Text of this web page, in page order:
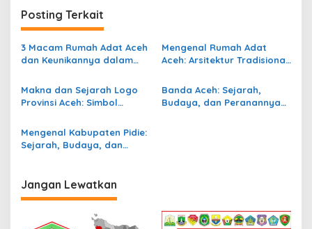
g
a
s
i
p
o
s
Posting Terkait
3 Macam Rumah Adat Aceh
dan Keunikannya dalam
Budaya
Mengenal Rumah Adat
Aceh: Arsitektur Tradisional
Makna dan Sejarah Logo
Provinsi Aceh: Simbol
Banda Aceh: Sejarah,
Budaya, dan Peranannya
Mengenal Kabupaten Pidie:
Sejarah, Budaya, dan
Jangan Lewatkan